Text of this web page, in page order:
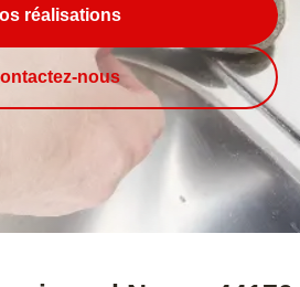
réalisations
nous